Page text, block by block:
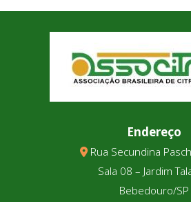
Endereço
Rua Secundina
Sala 08 – Jardim
Bebedouro/SP